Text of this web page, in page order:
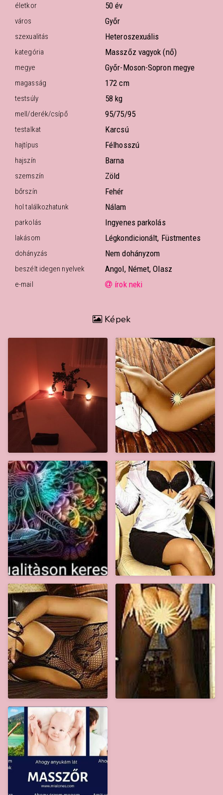
életkor 50 év
város Győr
szexualitás Heteroszexuális
kategória Masszőz vagyok (nő)
megye Győr-Moson-Sopron megye
magasság 172 cm
testsúly 58 kg
mell/derék/csípő 95/75/95
testalkat Karcsú
hajtípus Félhosszú
hajszín Barna
szemszín Zöld
bőrszín Fehér
hol találkozhatunk Nálam
parkolás Ingyenes parkolás
lakásom Légkondicionált, Füstmentes
dohányzás Nem dohányzom
beszélt idegen nyelvek Angol, Német, Olasz
e-mail írok neki
Képek